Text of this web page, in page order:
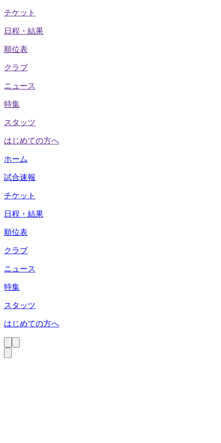
チケット
日程・結果
順位表
クラブ
ニュース
特集
スタッツ
はじめての方へ
ホーム
試合速報
チケット
日程・結果
順位表
クラブ
ニュース
特集
スタッツ
はじめての方へ